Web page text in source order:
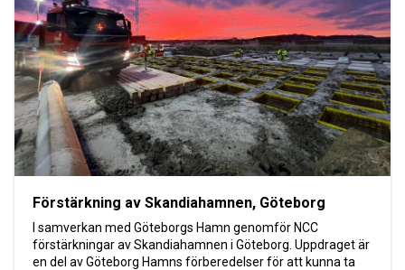
Förstärkning av Skandiahamnen, Göteborg
I samverkan med Göteborgs Hamn genomför NCC
förstärkningar av Skandiahamnen i Göteborg. Uppdraget är
en del av Göteborg Hamns förberedelser för att kunna ta